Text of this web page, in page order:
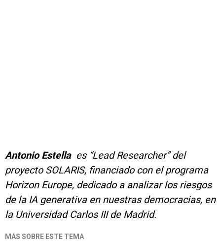
Antonio Estella es “Lead Researcher” del
proyecto SOLARIS, financiado con el programa
Horizon Europe, dedicado a analizar los riesgos
de la IA generativa en nuestras democracias, en
la Universidad Carlos III de Madrid.
MÁS SOBRE ESTE TEMA